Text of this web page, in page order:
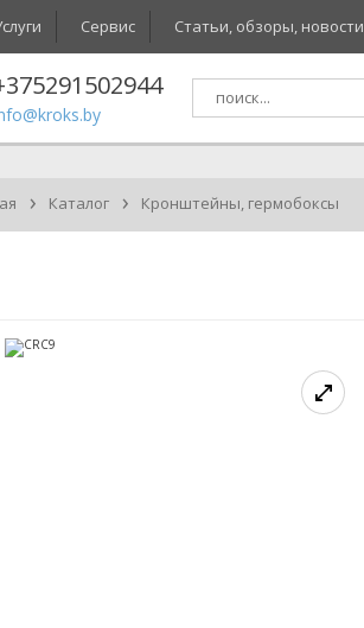
Сервис Статьи, обзоры, новости
› Каталог › Кронштейны, гермобоксы